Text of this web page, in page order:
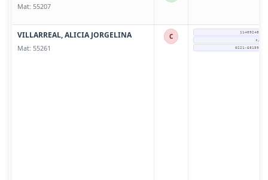
Mat: 55207
VILLARREAL, ALICIA JORGELINA
Mat: 55261
C 1140924836
s/
0221-6815947